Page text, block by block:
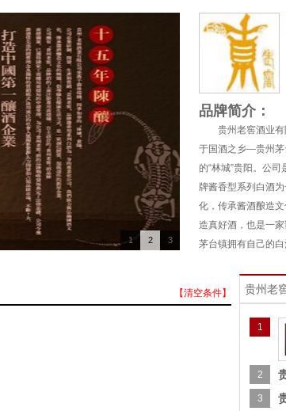
品牌简介：
贵州老窖酒业有
于国酒之乡—贵州茅
的“林城”贵阳。公
牌酱香型系列白酒
化，传承酱酒酿造
造真好酒，也是一
茅台镇拥有自己的
1 2 3
【清空条件】 贵州老
1
2
3